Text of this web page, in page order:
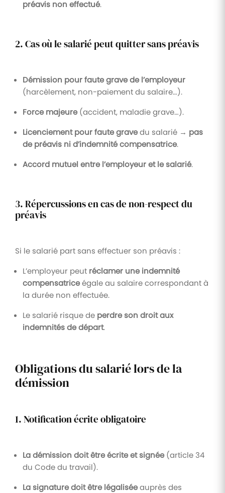
préavis non effectué.
2. Cas où le salarié peut quitter sans préavis
Démission pour faute grave de l’employeur
(harcèlement, non-paiement du salaire…).
Force majeure(accident, maladie grave…).
Licenciement pour faute gravedu salarié → pas
de préavis ni d’indemnité compensatrice.
Accord mutuel entre l’employeur et le salarié.
3. Répercussions en cas de non-respect du
préavis
Si le salarié part sans effectuer son préavis :
L’employeur peut réclamer une indemnité
compensatriceégale au salaire correspondant à
la durée non effectuée.
Le salarié risque de perdre son droit aux
indemnités de départ.
Obligations du salarié lors de la
démission
1. Notification écrite obligatoire
La démission doit être écrite et signée(article 34
du Code du travail).
La signature doit être légaliséeauprès des